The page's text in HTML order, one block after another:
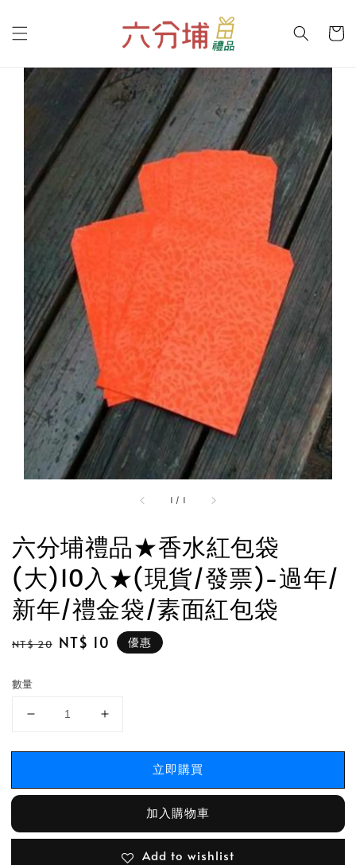
1 / 1
六分埔禮品★香水紅包袋
(大)10入★(現貨/發票)-過年/
新年/禮金袋/素面紅包袋
Regular
NT$ 20 Sale
NT$ 10 優惠
數量
立即購買
加入購物車
Add to wishlist